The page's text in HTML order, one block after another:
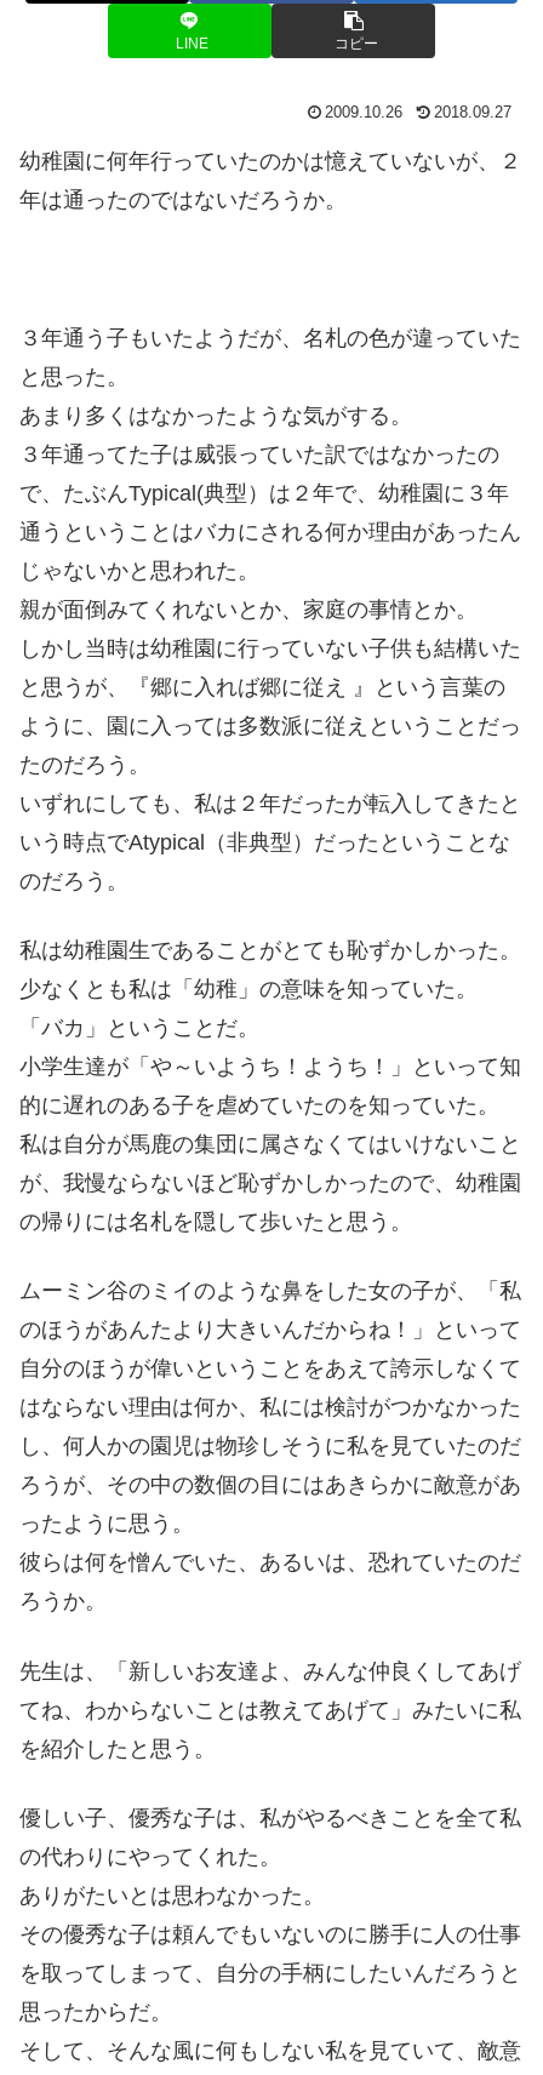
LINE コピー
2009.10.26 2018.09.27
幼稚園に何年行っていたのかは憶えていないが、２
年は通ったのではないだろうか。
３年通う子もいたようだが、名札の色が違っていた
と思った。
あまり多くはなかったような気がする。
３年通ってた子は威張っていた訳ではなかったの
で、たぶんTypical(典型）は２年で、幼稚園に３年
通うということはバカにされる何か理由があったん
じゃないかと思われた。
親が面倒みてくれないとか、家庭の事情とか。
しかし当時は幼稚園に行っていない子供も結構いた
と思うが、『郷に入れば郷に従え 』という言葉の
ように、園に入っては多数派に従えということだっ
たのだろう。
いずれにしても、私は２年だったが転入してきたと
いう時点でAtypical（非典型）だったということな
のだろう。
私は幼稚園生であることがとても恥ずかしかった。
少なくとも私は「幼稚」の意味を知っていた。
「バカ」ということだ。
小学生達が「や～いようち！ようち！」といって知
的に遅れのある子を虐めていたのを知っていた。
私は自分が馬鹿の集団に属さなくてはいけないこと
が、我慢ならないほど恥ずかしかったので、幼稚園
の帰りには名札を隠して歩いたと思う。
ムーミン谷のミイのような鼻をした女の子が、「私
のほうがあんたより大きいんだからね！」といって
自分のほうが偉いということをあえて誇示しなくて
はならない理由は何か、私には検討がつかなかった
し、何人かの園児は物珍しそうに私を見ていたのだ
ろうが、その中の数個の目にはあきらかに敵意があ
ったように思う。
彼らは何を憎んでいた、あるいは、恐れていたのだ
ろうか。
先生は、「新しいお友達よ、みんな仲良くしてあげ
てね、わからないことは教えてあげて」みたいに私
を紹介したと思う。
優しい子、優秀な子は、私がやるべきことを全て私
の代わりにやってくれた。
ありがたいとは思わなかった。
その優秀な子は頼んでもいないのに勝手に人の仕事
を取ってしまって、自分の手柄にしたいんだろうと
思ったからだ。
そして、そんな風に何もしない私を見ていて、敵意